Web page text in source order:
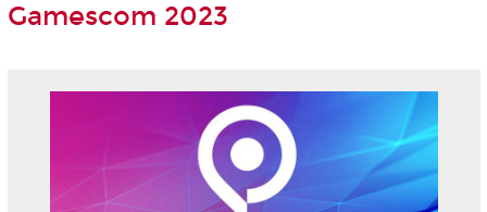
Gamescom 2023